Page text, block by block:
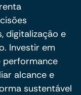
digitalização e
Investir em
performance
alcance e
sustentável